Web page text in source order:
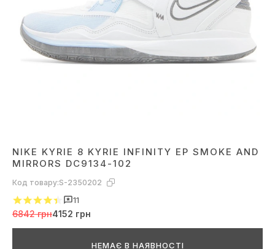
NIKE KYRIE 8 KYRIE INFINITY EP SMOKE AND
MIRRORS DC9134-102
Код товару:S-2350202
11
6842 грн4152 грн
НЕМАЄ В НАЯВНОСТІ